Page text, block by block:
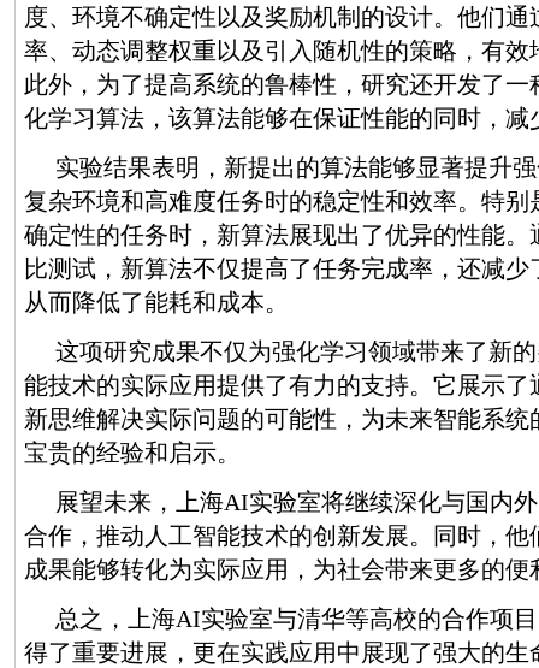
度、环境不确定性以及奖励机制的设计。他们通
率、动态调整权重以及引入随机性的策略，有效
此外，为了提高系统的鲁棒性，研究还开发了
化学习算法，该算法能够在保证性能的同时，减
实验结果表明，新提出的算法能够显著提升
复杂环境和高难度任务时的稳定性和效率。特别
确定性的任务时，新算法展现出了优异的性能。
比测试，新算法不仅提高了任务完成率，还减
从而降低了能耗和成本。
这项研究成果不仅为强化学习领域带来了新
能技术的实际应用提供了有力的支持。它展示了
新思维解决实际问题的可能性，为未来智能系
宝贵的经验和启示。
展望未来，上海AI实验室将继续深化与国内
合作，推动人工智能技术的创新发展。同时，他
成果能够转化为实际应用，为社会带来更多的便
总之，上海AI实验室与清华等高校的合作项
得了重要进展，更在实践应用中展现了强大的生